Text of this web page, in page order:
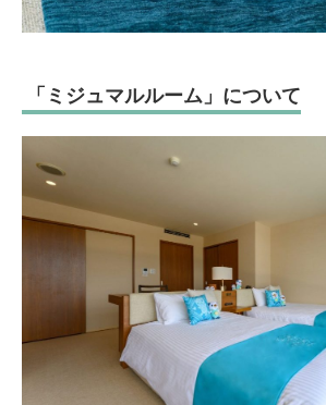
「ミジュマルルーム」について